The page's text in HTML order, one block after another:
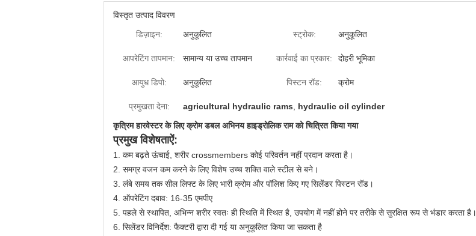
विस्तृत उत्पाद विवरण
डिज़ाइन:
अनुकूलित स्ट्रोक: अनुकूलित
आपरेटिंग तापमान: सामान्य या उच्च तापमान कार्रवाई का प्रकार: दोहरी भूमिका
आयुध डिपो: अनुकूलित पिस्टन रॉड: क्रोम
प्रमुखता देना: agricultural hydraulic rams
hydraulic oil cylinder
कृत्रिम हारवेस्टर के लिए क्रोम डबल अभिनय हाइड्रोलिक राम को चित्रित किया गया
प्रमुख विशेषताऐं:
1. कम बढ़ते ऊंचाई, शरीर crossmembers कोई परिवर्तन नहीं प्रदान करता है।
2. समग्र वजन कम करने के लिए विशेष उच्च शक्ति वाले स्टील से बने।
3. लंबे समय तक सील लिफ्ट के लिए भारी क्रोम और पॉलिश किए गए सिलेंडर पिस्टन रॉड।
4. ऑपरेटिंग दबाव: 16-35 एमपीए
5. पहले से स्थापित, अभिन्न शरीर स्वतः ही स्थिति में स्थित है, उपयोग में नहीं होने पर तरीके से सुरक्षित रूप से भंडार करता है।
6. सिलेंडर विनिर्देश: फैक्टरी द्वारा दी गई या अनुकूलित किया जा सकता है